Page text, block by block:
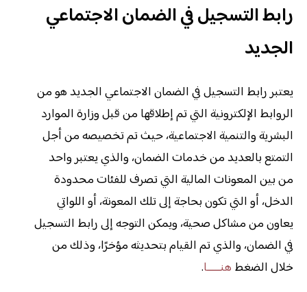
رابط التسجيل في الضمان الاجتماعي
الجديد
يعتبر رابط التسجيل في الضمان الاجتماعي الجديد هو من
الروابط الإلكترونية التي تم إطلاقها من قبل وزارة الموارد
البشرية والتنمية الاجتماعية، حيث تم تخصيصه من أجل
التمتع بالعديد من خدمات الضمان، والذي يعتبر واحد
من بين المعونات المالية التي تصرف للفئات محدودة
الدخل، أو التي تكون بحاجة إلى تلك المعونة، أو اللواتي
يعاون من مشاكل صحية، ويمكن التوجه إلى رابط التسجيل
في الضمان، والذي تم القيام بتحديثه مؤخرًا، وذلك من
خلال الضغط هنـــــا.